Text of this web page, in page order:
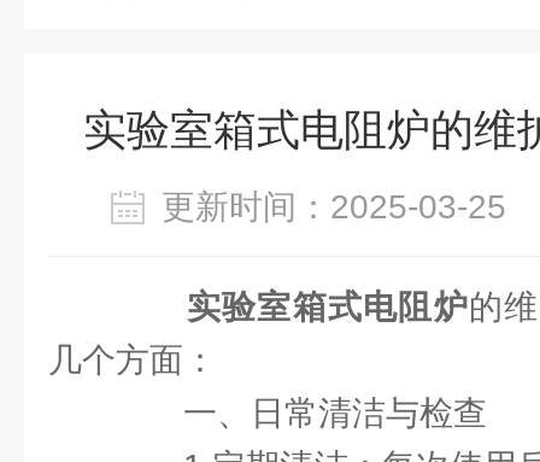
实验室箱式电阻炉的维
更新时间：2025-03-
实验室箱式电阻炉的
几个方面：
一、日常清洁与检查